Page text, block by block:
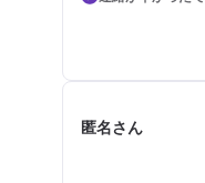
匿名さん